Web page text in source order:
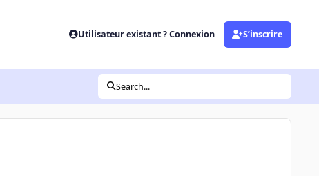
Utilisateur existant ? Connexion S’inscrire
Search...